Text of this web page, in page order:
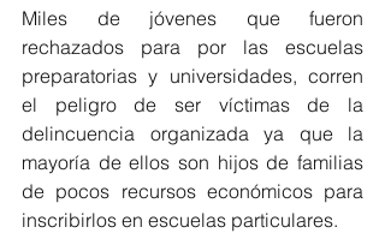
Miles de jóvenes que fueron
rechazados para por las escuelas
preparatorias y universidades, corren
el peligro de ser víctimas de la
delincuencia organizada ya que la
mayoría de ellos son hijos de familias
de pocos recursos económicos para
inscribirlos en escuelas particulares.